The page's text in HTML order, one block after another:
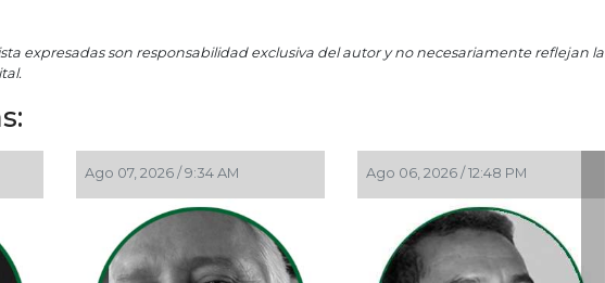
expresadas son responsabilidad exclusiva del autor y no necesariamente reflejan la
Ago 07, 2026 / 9:34 AM Ago 06, 2026 / 12:48 PM